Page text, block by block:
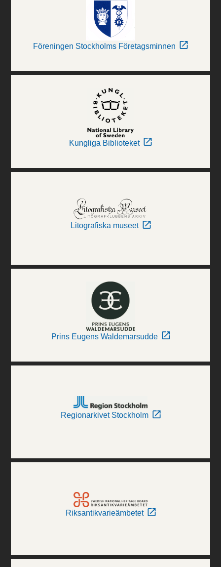
Föreningen Stockholms Företagsminnen
Kungliga Biblioteket
Litografiska museet
Prins Eugens Waldemarsudde
Regionarkivet Stockholm
Riksantikvarieämbetet